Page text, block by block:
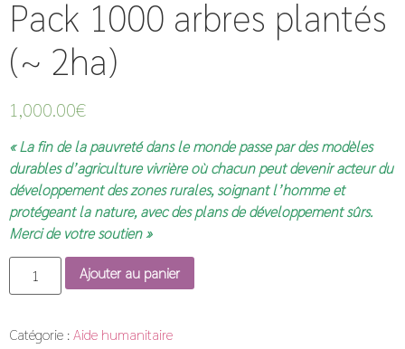
Pack 1000 arbres plantés
(~ 2ha)
1,000.00€
« La fin de la pauvreté dans le monde passe par des modèles
durables d’agriculture vivrière où chacun peut devenir acteur du
développement des zones rurales, soignant l’homme et
protégeant la nature, avec des plans de développement sûrs.
Merci de votre soutien »
Ajouter au panier
Catégorie :Aide humanitaire